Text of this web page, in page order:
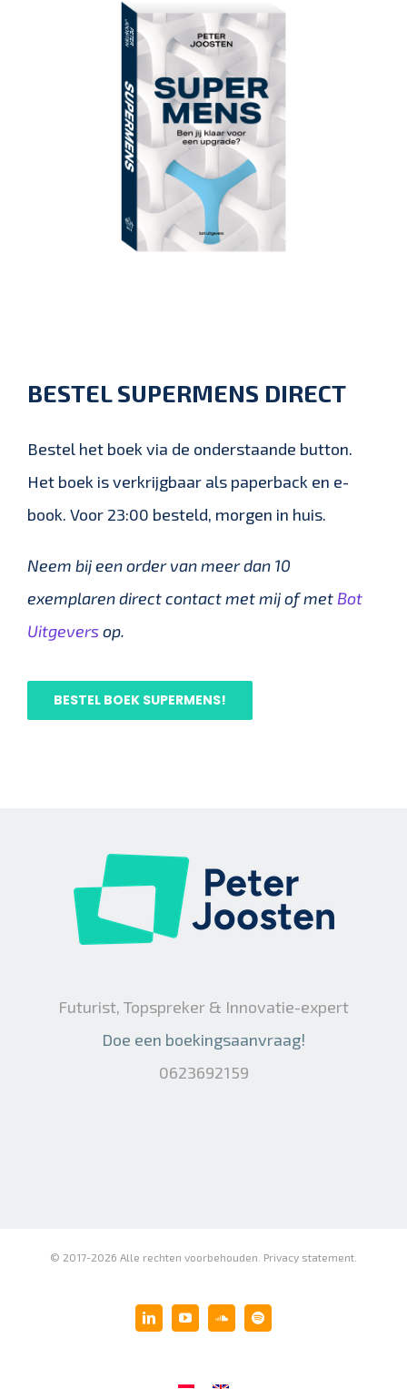
BESTEL SUPERMENS DIRECT
Bestel het boek via de onderstaande button.
Het boek is verkrijgbaar als paperback en e-
book. Voor 23:00 besteld, morgen in huis.
Neem bij een order van meer dan 10
exemplaren direct contact met mij of met Bot
Uitgeversop.
BESTEL BOEK SUPERMENS!
Futurist, Topspreker & Innovatie-expert
Doe een boekingsaanvraag!
0623692159
© 2017-2026 Alle rechten voorbehouden. Privacy statement
LinkedInYouTubeSoundCloud
Spotify